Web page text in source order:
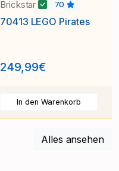
Brickstar 70
70413 LEGO Pirates
249,99€
In den Warenkorb
Alles ansehen